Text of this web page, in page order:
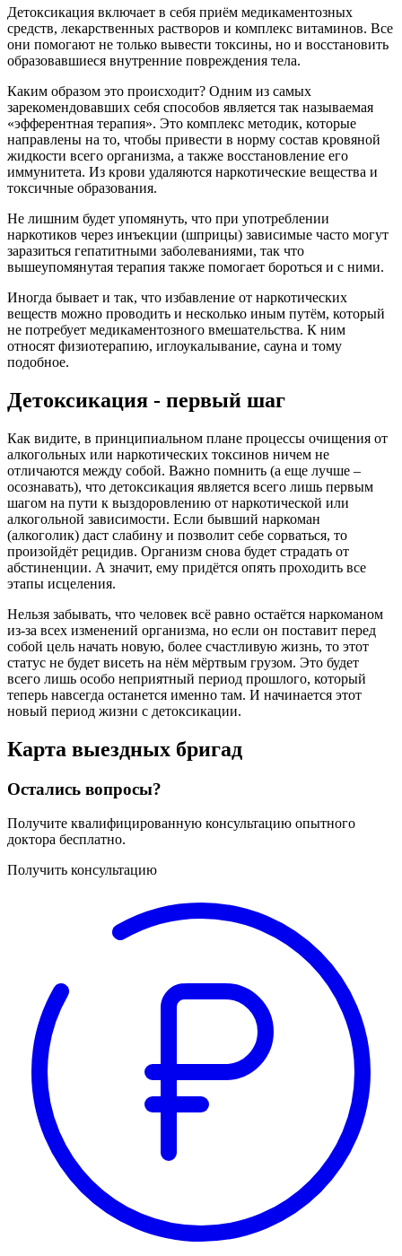
Детоксикация включает в себя приём медикаментозных
средств, лекарственных растворов и комплекс витаминов. Все
они помогают не только вывести токсины, но и восстановить
образовавшиеся внутренние повреждения тела.
Каким образом это происходит? Одним из самых
зарекомендовавших себя способов является так называемая
«эфферентная терапия». Это комплекс методик, которые
направлены на то, чтобы привести в норму состав кровяной
жидкости всего организма, а также восстановление его
иммунитета. Из крови удаляются наркотические вещества и
токсичные образования.
Не лишним будет упомянуть, что при употреблении
наркотиков через инъекции (шприцы) зависимые часто могут
заразиться гепатитными заболеваниями, так что
вышеупомянутая терапия также помогает бороться и с ними.
Иногда бывает и так, что избавление от наркотических
веществ можно проводить и несколько иным путём, который
не потребует медикаментозного вмешательства. К ним
относят физиотерапию, иглоукалывание, сауна и тому
подобное.
Детоксикация - первый шаг
Как видите, в принципиальном плане процессы очищения от
алкогольных или наркотических токсинов ничем не
отличаются между собой. Важно помнить (а еще лучше –
осознавать), что детоксикация является всего лишь первым
шагом на пути к выздоровлению от наркотической или
алкогольной зависимости. Если бывший наркоман
(алкоголик) даст слабину и позволит себе сорваться, то
произойдёт рецидив. Организм снова будет страдать от
абстиненции. А значит, ему придётся опять проходить все
этапы исцеления.
Нельзя забывать, что человек всё равно остаётся наркоманом
из-за всех изменений организма, но если он поставит перед
собой цель начать новую, более счастливую жизнь, то этот
статус не будет висеть на нём мёртвым грузом. Это будет
всего лишь особо неприятный период прошлого, который
теперь навсегда останется именно там. И начинается этот
новый период жизни с детоксикации.
Карта выездных бригад
Остались вопросы?
Получите квалифицированную консультацию опытного
доктора бесплатно.
Получить консультацию